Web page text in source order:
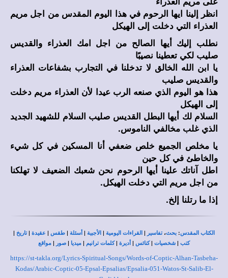
انظر إلينا ايها الرحوم في هذا اليوم المقدس من اجل مريم
العذراء التي دخلت إلى الهيكل
نطلب إليك أيها الصالح من اجل امك العذراء والقديس
صليب لكي تعطينا نصيبًا
يا ابن الله الخالق لا تدخلنا في التجارب بشفاعات العذراء
والقديس صليب
هذا هو اليوم الذي صنعه الرب عيدا لأن العذراء مريم دخلت
إلى الهيكل
السلام لك أيها البطل القديس صليب السلام للشهيد الجديد
الذي غلب مخالفي الناموس.
يا مخلص الجميع خلص ضعفي أنا المسكين في كل شيء
والخاطئ في كل حين
اطل آناتك علينا أيها الرحوم نحن شعبك الضعيف لا تهلكنا
من اجل مريم التي دخلت الهيكل.
إذا ما رتلنا إلخ.
الكتاب المقدس: بحث،تفاسير | القراءات اليومية | الأجبية | أسئلة | طقس | عقيدة |تاريخ |
كتب | شخصيات |كنائس | أديرة |كلمات ترانيم | ميديا | صور | مواقع
https://st-takla.org/Lyrics-Spiritual-Songs/Words-of-Coptic-Alhan-Tasbeha-
Kodas/Arabic-Coptic-05-Epsal-Epsalias/Epsalia-051-Watos-St-Salib-El-